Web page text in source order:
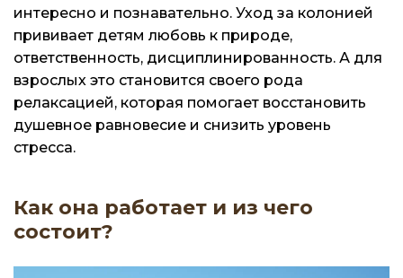
интересно и познавательно. Уход за колонией
прививает детям любовь к природе,
ответственность, дисциплинированность. А для
взрослых это становится своего рода
релаксацией, которая помогает восстановить
душевное равновесие и снизить уровень
стресса.
Как она работает и из чего
состоит?